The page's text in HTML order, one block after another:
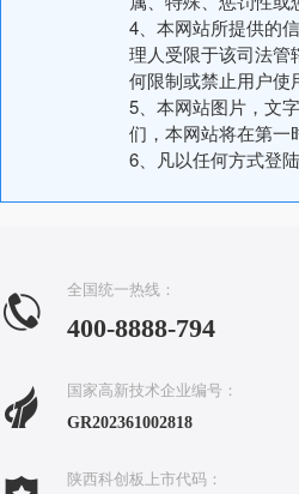
4、本网站所提供的
理人受限于该司法管
何限制或禁止用户使
5、本网站图片，文
们，本网站将在第一
6、凡以任何方式登
全国统一热线：
400-8888-794
国家高新技术企业编号：
GR202361002818
陕西科创板上市代码：